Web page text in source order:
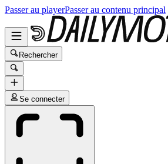
Passer au playerPasser au contenu principal
Rechercher
Se connecter